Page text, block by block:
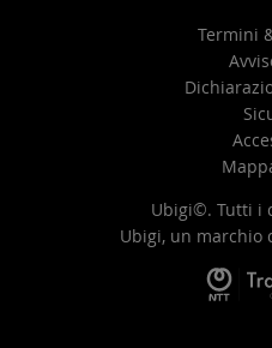
Termini
Ubigi©. Tutti i
Ubigi, un marchio